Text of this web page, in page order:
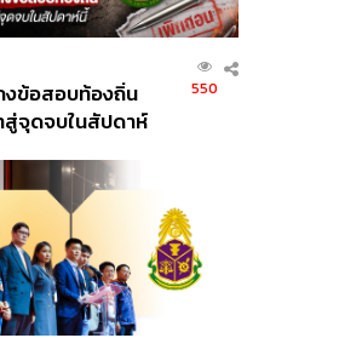
งข้อสอบท้องถิ่น
สู่จุดจบในสัปดาห์
550